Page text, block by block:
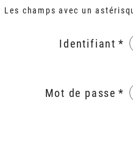
Les champs avec un
Identifiant
Mot de passe